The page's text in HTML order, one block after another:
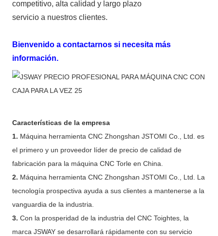
competitivo, alta calidad y largo plazo
servicio a nuestros clientes.
Bienvenido a contactarnos si necesita más
información.
Características de la empresa
1. Máquina herramienta CNC Zhongshan JSTOMI Co., Ltd. es
el primero y un proveedor líder de precio de calidad de
fabricación para la máquina CNC Torle en China.
2. Máquina herramienta CNC Zhongshan JSTOMI Co., Ltd. La
tecnología prospectiva ayuda a sus clientes a mantenerse a la
vanguardia de la industria.
3. Con la prosperidad de la industria del CNC Toightes, la
marca JSWAY se desarrollará rápidamente con su servicio